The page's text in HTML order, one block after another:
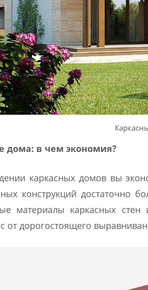
дома: в чем экономия?
каркасных домов вы
конструкций достаточно
материалы каркасных стен
от дорогостоящего